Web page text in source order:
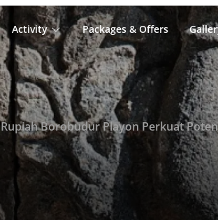
Activity Packages & Offers
Rupiah Borobudur Playon Perkuat Potensi